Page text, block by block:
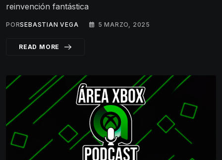
reinvención fantástica
PORSEBASTIAN VEGA 5 MARZO, 2025
READ MORE